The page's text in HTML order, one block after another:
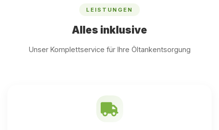
LEISTUNGEN
Alles inklusive
Unser Komplettservice für Ihre Öltankentsorgung